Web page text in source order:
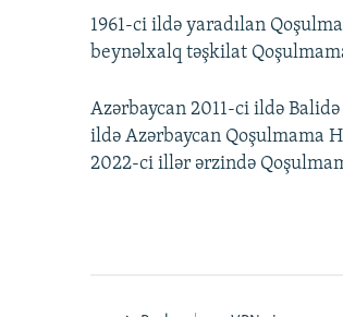
1961-ci ildə yaradılan
beynəlxalq təşkilat
Azərbaycan 2011-ci ildə
ildə Azərbaycan Qoşulmama
2022-ci illər ərzində